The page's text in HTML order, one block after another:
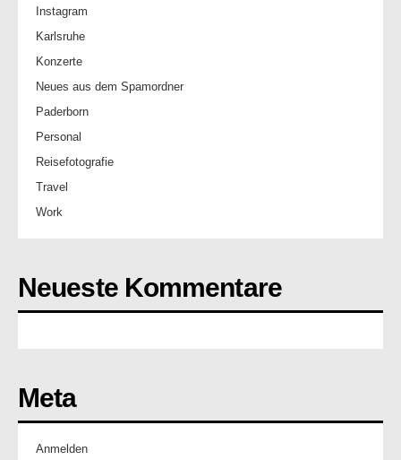
Instagram
Karlsruhe
Konzerte
Neues aus dem Spamordner
Paderborn
Personal
Reisefotografie
Travel
Work
Neueste Kommentare
Meta
Anmelden